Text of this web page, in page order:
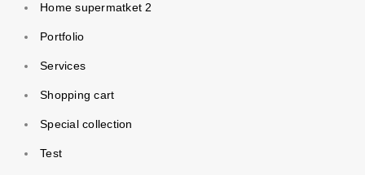
Home supermatket 2
Portfolio
Services
Shopping cart
Special collection
Test